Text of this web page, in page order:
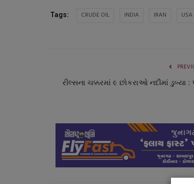
Tags: CRUDE OIL INDIA IRAN USA
રીલ્સના ચક્કરમાં ૯ છોકરાઓ નદીમાં ડુબ્યા :